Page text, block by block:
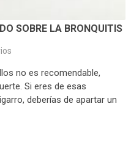
SOBRE LA BRONQUITIS
no es recomendable,
Si eres de esas
deberías de apartar un